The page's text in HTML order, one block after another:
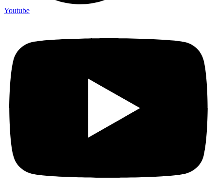
Youtube